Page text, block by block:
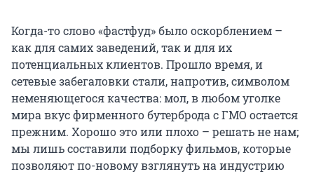
Когда-то слово «фастфуд» было оскорблением –
как для самих заведений, так и для их
потенциальных клиентов. Прошло время, и
сетевые забегаловки стали, напротив, символом
неменяющегося качества: мол, в любом уголке
мира вкус фирменного бутерброда с ГМО остается
прежним. Хорошо это или плохо – решать не нам;
мы лишь составили подборку фильмов, которые
позволяют по-новому взглянуть на индустрию